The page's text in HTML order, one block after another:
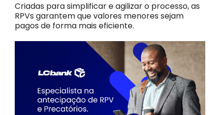
Criadas para simplificar e agilizar o processo, as
RPVs garantem que valores menores sejam
pagos de forma mais eficiente.